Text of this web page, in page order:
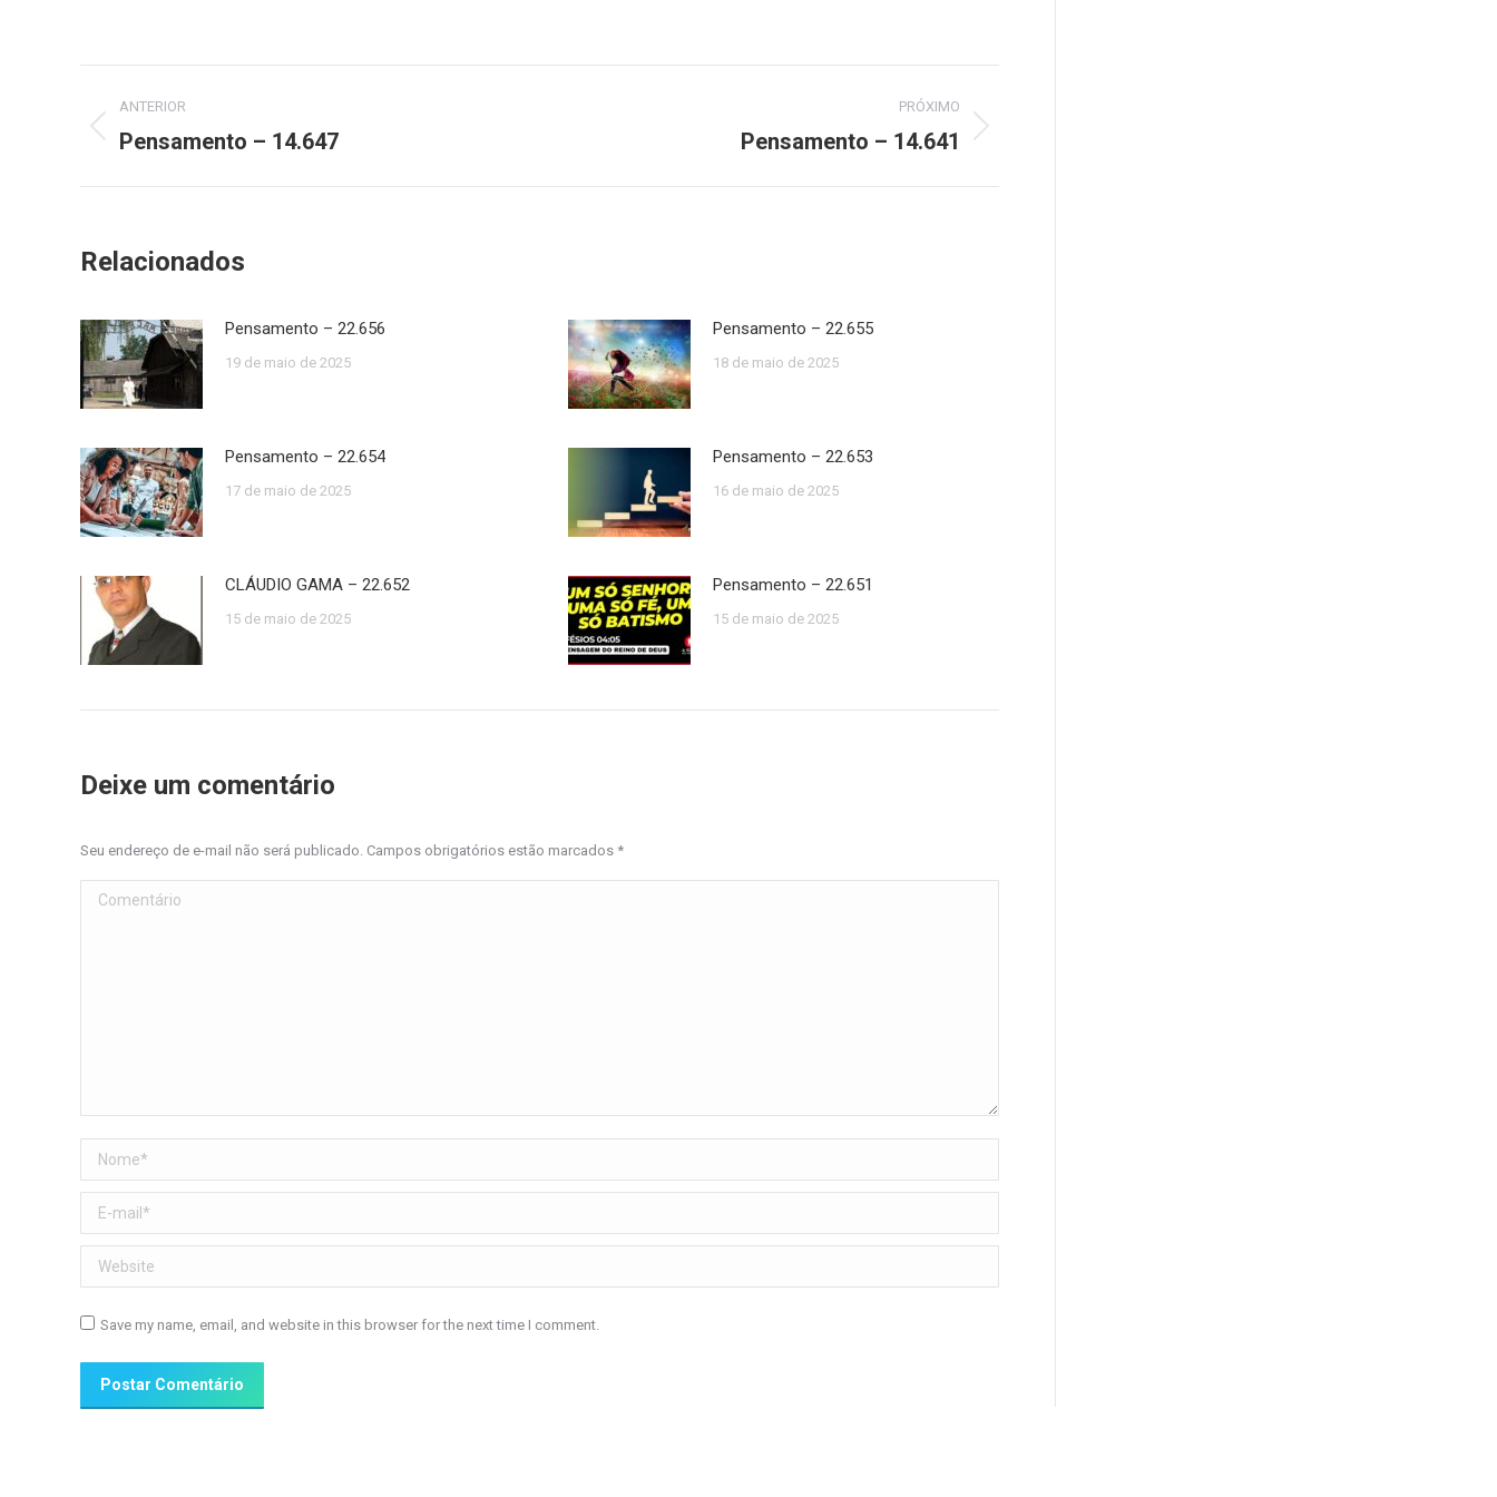
de
post:
ANTERIOR
Post
Pensamento – 14.647
PRÓXIMO
Pensamento – 14.641
Relacionados
Pensamento – 22.656
19 de maio de 2025
Pensamento – 22.655
18 de maio de 2025
Pensamento – 22.654
17 de maio de 2025
Pensamento – 22.653
16 de maio de 2025
CLÁUDIO GAMA – 22.652
15 de maio de 2025
Pensamento – 22.651
15 de maio de 2025
Deixe um comentário
Seu endereço de e-mail não será publicado. Campos obrigatórios estão marcados *
Comentário
Nome *
E-mail *
Website
Save my name, email, and website in this browser for the next time I comment.
Postar Comentário